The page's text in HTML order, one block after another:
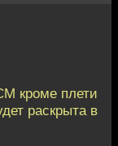
кроме плети
раскрыта в